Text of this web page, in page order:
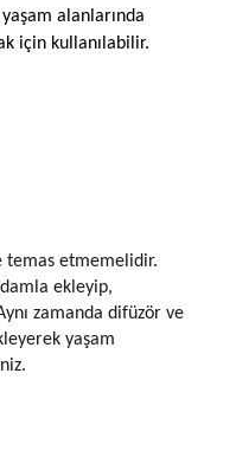
alanlarında
için kullanılabilir.
temas etmemelidir.
damla ekleyip,
zamanda difüzör ve
yaşam